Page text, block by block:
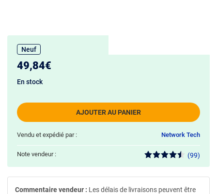
Neuf
49,84€
AJOUTER AU PANIER
En stock
Vendu et expédié par : Network Tech
Note vendeur : (99)
Commentaire vendeur : Les délais de livraisons peuvent être